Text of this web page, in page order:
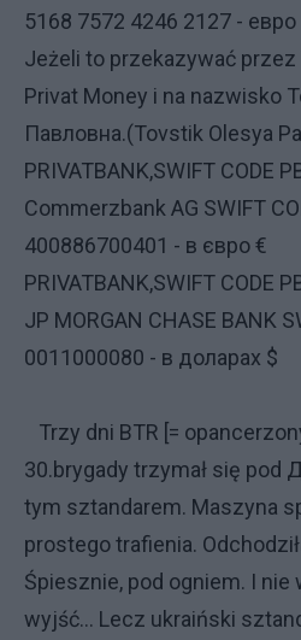
5168 7572 4246 2127 - евро
Jeżeli to przekazywać przez
Privat Money i na nazwisko
Павловна.(Tovstik Olesya
PRIVATBANK,SWIFT CODE
Commerzbank AG SWIFT
400886700401 - в євро €
PRIVATBANK,SWIFT CODE
JP MORGAN CHASE BANK
0011000080 - в доларах $
Trzy dni BTR [=
30.brygady trzymał się pod
tym sztandarem. Maszyna
prostego trafienia.
Śpiesznie, pod ogniem. I nie
wyjść... Lecz ukraiński